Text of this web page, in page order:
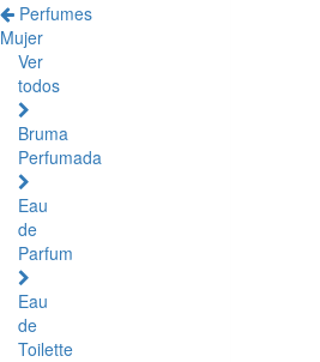
Perfumes
Mujer
Ver
todos
Bruma
Perfumada
Eau
de
Parfum
Eau
de
Toilette